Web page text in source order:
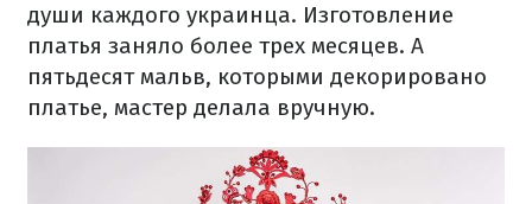
души каждого украинца. Изготовление
платья заняло более трех месяцев. А
пятьдесят мальв, которыми декорировано
платье, мастер делала вручную.